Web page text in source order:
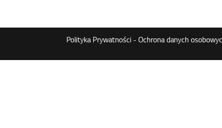
Polityka Prywatności - Ochrona danych